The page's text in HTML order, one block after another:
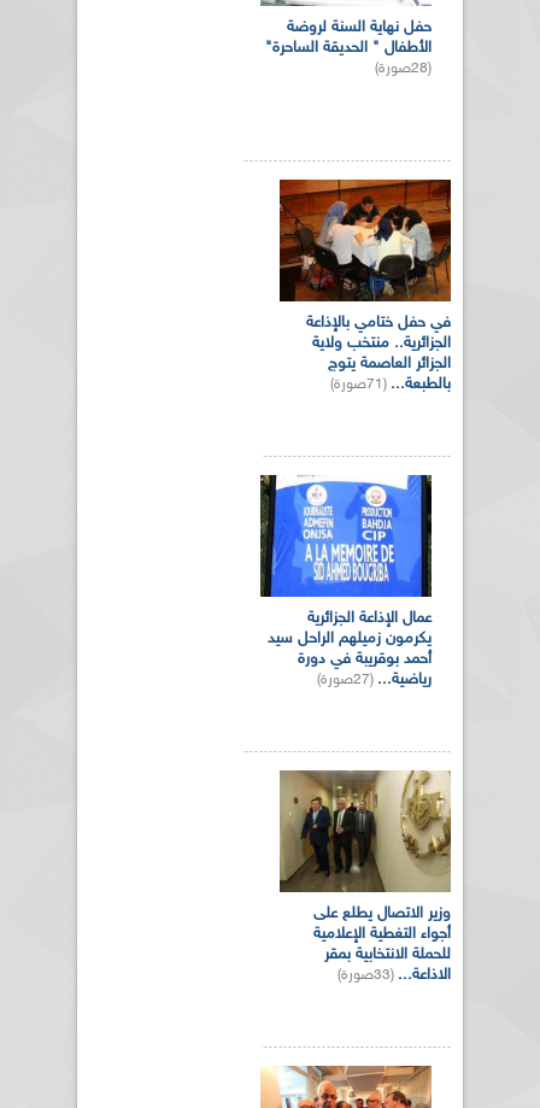
حفل نهاية السنة لروضة
الأطفال " الحديقة الساحرة"
(28صورة)
في حفل ختامي بالإذاعة
الجزائرية.. منتخب ولاية
الجزائر العاصمة يتوج
بالطبعة... (71صورة)
عمال الإذاعة الجزائرية
يكرمون زميلهم الراحل سيد
أحمد بوقريبة في دورة
رياضية... (27صورة)
وزير الاتصال يطلع على
أجواء التغطية الإعلامية
للحملة الانتخابية بمقر
الاذاعة... (33صورة)